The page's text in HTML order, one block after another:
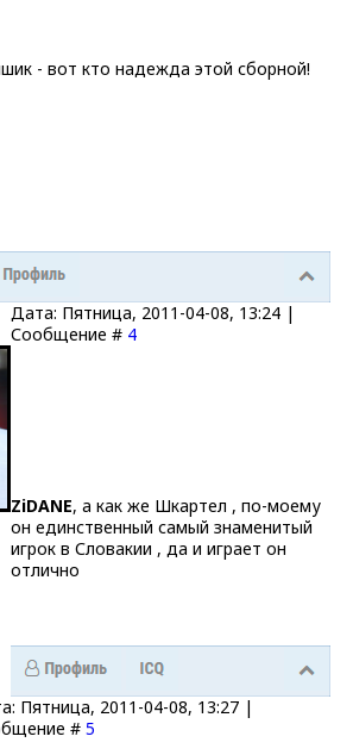
- вот кто надежда этой сборной!
Дата: Пятница, 2011-04-08, 13:24 |
Сообщение # 4
ZiDANE, а как же Шкартел , по-моему
он единственный самый знаменитый
игрок в Словакии , да и играет он
отлично
Пятница, 2011-04-08, 13:27 |
# 5